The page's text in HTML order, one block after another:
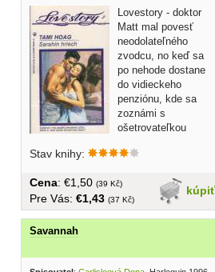
Lovestory - doktor
Matt mal povesť
neodolateľného
zvodcu, no keď sa
po nehode dostane
do vidieckeho
penziónu, kde sa
zoznámi s
ošetrovateľkou
začína...
Stav knihy:
kúpiť
Cena: €1,50 (39 Kč)
Pre Vás: €1,43 (37 Kč)
Savannah